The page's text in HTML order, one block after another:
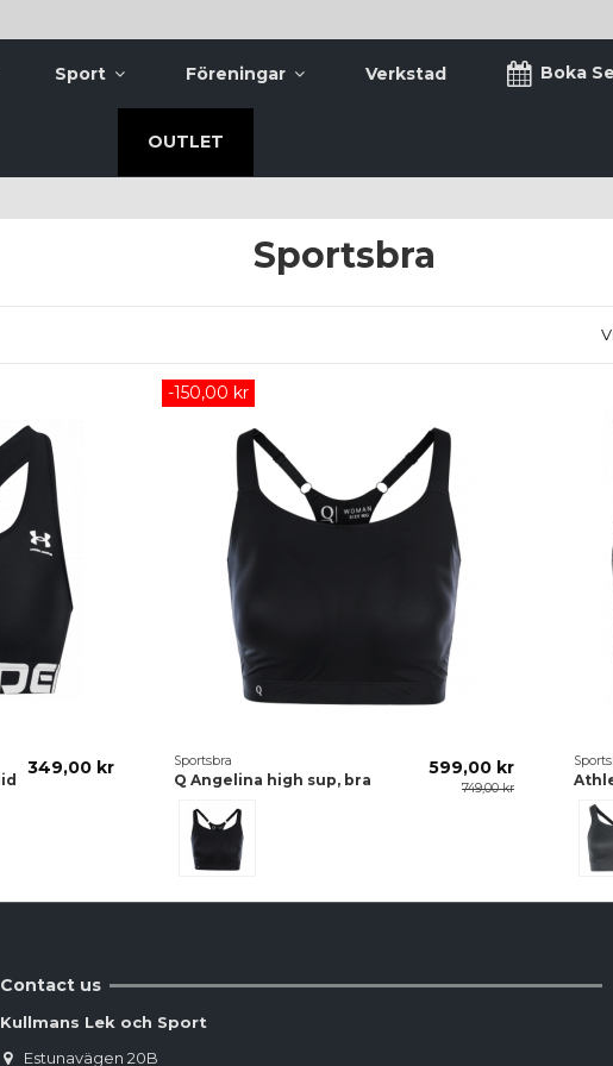
Sport Föreningar Verkstad Boka
OUTLET
Sportsbra
349,00 kr
-150,00 kr
Sportsbra
Q Angelina high sup, bra
Svart
599,00 kr
749,00 kr
Contact us
Kullmans Lek och Sport
Estunavägen 20B